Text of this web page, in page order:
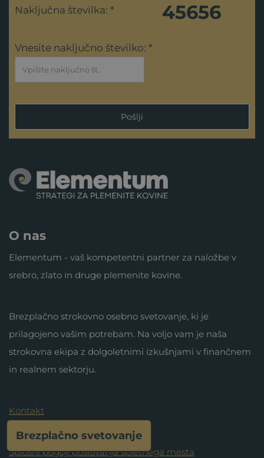
Naključna številka: * 45656
Vnesite naključno številko: *
Pošlji
O nas
Elementum - vaš kompetentni partner za naložbe v
srebro, zlato in druge plemenite kovine.
Brezplačno strokovno osebno svetovanje, ki je
prilagojeno vašim potrebam. Na voljo vam je naša
strokovna ekipa z dolgoletnimi izkušnjami v finančnem
in realnem sektorju.
Kontakt
Splošni pogoji poslovanja spletnega mesta
Brezplačno svetovanje